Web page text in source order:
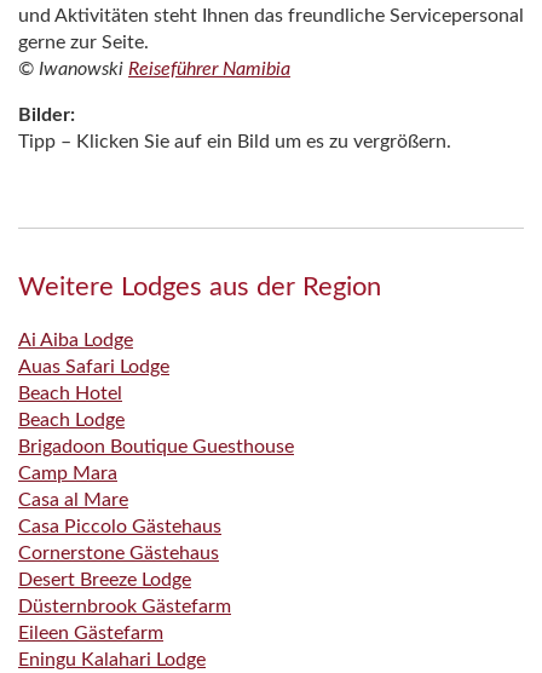
und Aktivitäten steht Ihnen das freundliche Servicepersonal
gerne zur Seite.
© Iwanowski Reiseführer Namibia
Bilder:
Tipp – Klicken Sie auf ein Bild um es zu vergrößern.
Weitere Lodges aus der Region
Ai Aiba Lodge
Auas Safari Lodge
Beach Hotel
Beach Lodge
Brigadoon Boutique Guesthouse
Camp Mara
Casa al Mare
Casa Piccolo Gästehaus
Cornerstone Gästehaus
Desert Breeze Lodge
Düsternbrook Gästefarm
Eileen Gästefarm
Eningu Kalahari Lodge